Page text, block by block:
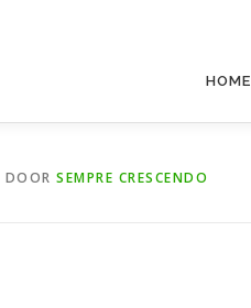
HOME
DOOR SEMPRE CRESCENDO